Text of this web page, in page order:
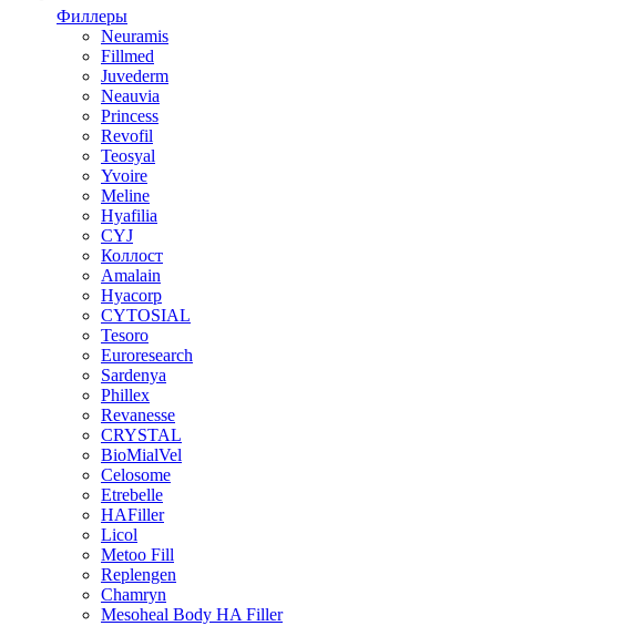
Филлеры
Neuramis
Fillmed
Juvederm
Neauvia
Princess
Revofil
Teosyal
Yvoire
Meline
Hyafilia
CYJ
Коллост
Amalain
Hyacorp
CYTOSIAL
Tesoro
Euroresearch
Sardenya
Phillex
Revanesse
CRYSTAL
BioMialVel
Celosome
Etrebelle
HAFiller
Licol
Metoo Fill
Replengen
Chamryn
Mesoheal Body HA Filler